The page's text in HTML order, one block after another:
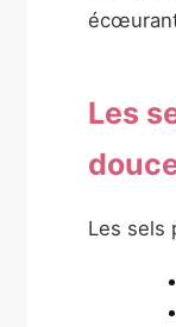
Les
Les sels